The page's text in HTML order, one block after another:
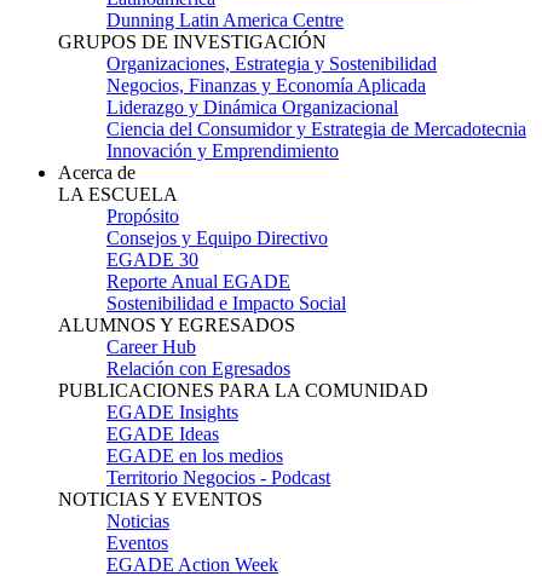
Dunning Latin America Centre
GRUPOS DE INVESTIGACIÓN
Organizaciones, Estrategia y Sostenibilidad
Negocios, Finanzas y Economía Aplicada
Liderazgo y Dinámica Organizacional
Ciencia del Consumidor y Estrategia de Mercadotecnia
Innovación y Emprendimiento
Acerca de
LA ESCUELA
Propósito
Consejos y Equipo Directivo
EGADE 30
Reporte Anual EGADE
Sostenibilidad e Impacto Social
ALUMNOS Y EGRESADOS
Career Hub
Relación con Egresados
PUBLICACIONES PARA LA COMUNIDAD
EGADE Insights
EGADE Ideas
EGADE en los medios
Territorio Negocios - Podcast
NOTICIAS Y EVENTOS
Noticias
Eventos
EGADE Action Week